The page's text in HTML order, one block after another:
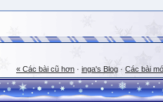
« Các bài cũ hơn · inga's Blog · Các bài